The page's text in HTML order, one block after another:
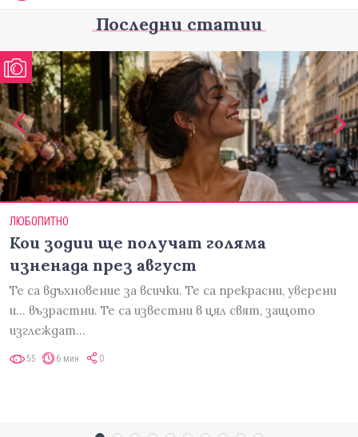
Последни статии
ЛЮБОПИТНО
Кои зодии ще получат голяма
изненада през август
Те са вдъхновение за всички. Те са прекрасни, уверени
и... възрастни. Те са известни в цял свят, защото
изглеждат…
55 6 мин 0